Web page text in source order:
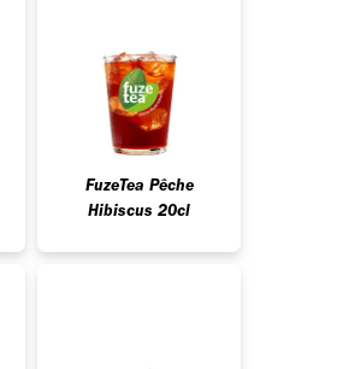
FuzeTea Pêche
Hibiscus 20cl